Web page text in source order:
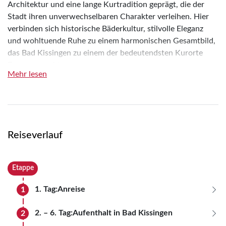
Architektur und eine lange Kurtradition geprägt, die der
Stadt ihren unverwechselbaren Charakter verleihen. Hier
verbinden sich historische Bäderkultur, stilvolle Eleganz
und wohltuende Ruhe zu einem harmonischen Gesamtbild,
das Bad Kissingen zu einem der bedeutendsten Kurorte
Plätzen spürt man die besondere Atmosphäre einer Stadt,
Spezialitäten machen jeden Aufenthalt auch zu einem
Erlebnis für den Gaumen.
Gesundheit, Wohlbefinden und bewusster
Mehr lesen
Reiseverlauf
Etappe
1 1. Tag:Anreise
Anreise nach Bad Kissingen. Am Nachmittag können
2 2. – 6. Tag:Aufenthalt in Bad Kissingen